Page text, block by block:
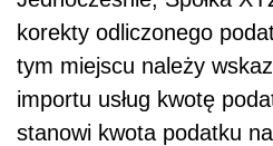
korekty odliczonego
tym miejscu należy
importu usług kwotę
stanowi kwota podatku